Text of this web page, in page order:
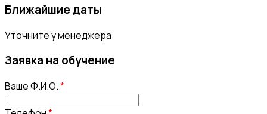
Ближайшие даты
Уточните у менеджера
Заявка на обучение
Ваше Ф.И.О.*